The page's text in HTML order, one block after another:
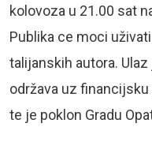
kolovoza u 21.00 sat
Publika ce moci
talijanskih autora.
održava uz
te je poklon Gradu